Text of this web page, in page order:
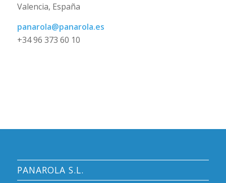
Valencia, España
panarola@panarola.es
+34 96 373 60 10
PANAROLA S.L.